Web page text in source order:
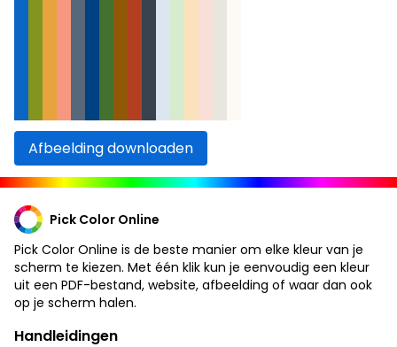
Afbeelding downloaden
Pick Color Online
Pick Color Online is de beste manier om elke kleur van je
scherm te kiezen. Met één klik kun je eenvoudig een kleur
uit een PDF-bestand, website, afbeelding of waar dan ook
op je scherm halen.
Handleidingen